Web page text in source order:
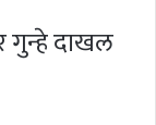
गुन्हे दाखल